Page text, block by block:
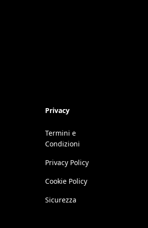
Privacy
Termini e
Condizioni
Privacy Policy
Cookie Policy
Sicurezza